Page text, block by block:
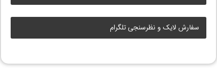
سفارش لایک و نظرسنجی تلگرام